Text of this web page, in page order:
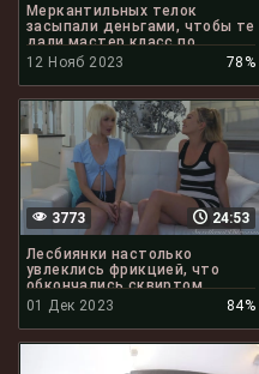
Меркантильных телок
засыпали деньгами, чтобы те
дали мастер класс по
кунилингусу
12 Нояб 2023 78%
24:53
3773
Лесбиянки настолько
увлеклись фрикцией, что
обкончались сквиртом
01 Дек 2023
84%